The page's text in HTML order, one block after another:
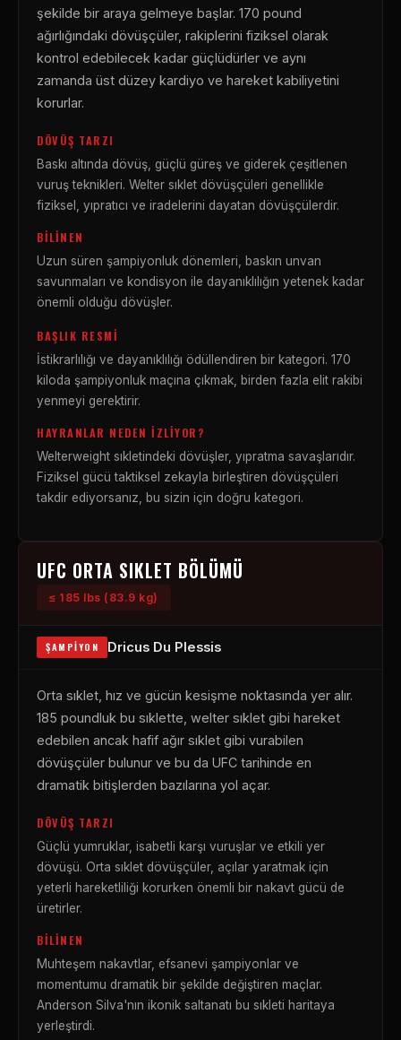
şekilde bir araya gelmeye başlar. 170 pound
ağırlığındaki dövüşçüler, rakiplerini fiziksel olarak
kontrol edebilecek kadar güçlüdürler ve aynı
zamanda üst düzey kardiyo ve hareket kabiliyetini
korurlar.
DÖVÜŞ TARZI
Baskı altında dövüş, güçlü güreş ve giderek çeşitlenen
vuruş teknikleri. Welter sıklet dövüşçüleri genellikle
fiziksel, yıpratıcı ve iradelerini dayatan dövüşçülerdir.
BILINEN
Uzun süren şampiyonluk dönemleri, baskın unvan
savunmaları ve kondisyon ile dayanıklılığın yetenek kadar
önemli olduğu dövüşler.
BAŞLIK RESMI
İstikrarlılığı ve dayanıklılığı ödüllendiren bir kategori. 170
kiloda şampiyonluk maçına çıkmak, birden fazla elit rakibi
yenmeyi gerektirir.
HAYRANLAR NEDEN İZLIYOR?
Welterweight sıkletindeki dövüşler, yıpratma savaşlarıdır.
Fiziksel gücü taktiksel zekayla birleştiren dövüşçüleri
takdir ediyorsanız, bu sizin için doğru kategori.
UFC ORTA SIKLET BÖLÜMÜ
≤ 185 lbs (83.9 kg)
ŞAMPIYON Dricus Du Plessis
Orta sıklet, hız ve gücün kesişme noktasında yer alır.
185 poundluk bu sıklette, welter sıklet gibi hareket
edebilen ancak hafif ağır sıklet gibi vurabilen
dövüşçüler bulunur ve bu da UFC tarihinde en
dramatik bitişlerden bazılarına yol açar.
DÖVÜŞ TARZI
Güçlü yumruklar, isabetli karşı vuruşlar ve etkili yer
dövüşü. Orta sıklet dövüşçüler, açılar yaratmak için
yeterli hareketliliği korurken önemli bir nakavt gücü de
üretirler.
BILINEN
Muhteşem nakavtlar, efsanevi şampiyonlar ve
momentumu dramatik bir şekilde değiştiren maçlar.
Anderson Silva'nın ikonik saltanatı bu sıkleti haritaya
yerleştirdi.